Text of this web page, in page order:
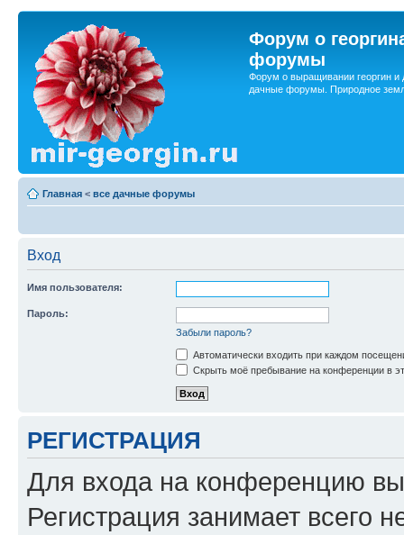
Форум о
форумы
Форум о выращивании георгин и
дачные форумы. Природное
Главная < все дачные форумы
Вход
Имя пользователя:
Пароль:
Забыли пароль?
Автоматически входить при каждом
Скрыть моё пребывание на конференции в
РЕГИСТРАЦИЯ
Для входа на конференцию
Регистрация занимает всего